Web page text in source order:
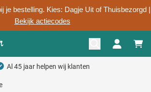
je bestelling. Kies: Dagje Uit of Thuisbezorgd |
Bekijk actiecodes
Al 45 jaar helpen wij klanten